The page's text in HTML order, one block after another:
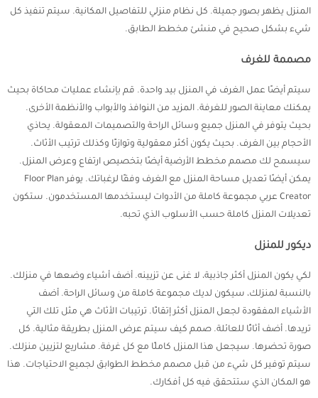
المنزل يظهر بصور جميلة. كل نظام منزلي للتفاصيل المكانية. سيتم تنفيذ كل
شيء بشكل صحيح في منشئ مخطط الطابق.
مصممة للغرف
سيتم أيضًا عمل الغرف في المنزل بيد واحدة. قم بإنشاء عمليات محاكاة بحيث
يمكنك معاينة الصور للغرفة. المزيد من النوافذ والأبواب والأنظمة الأخرى.
بحيث يتوفر في المنزل جميع وسائل الراحة والتصميمات المعقولة. يحاذي
الأحجام بين الغرف. بحيث يكون أكثر معقولية وتوازنًا وكذلك ترتيب الأثاث.
سيسمح لك مصمم مخطط الأرضية أيضًا بتخصيص ارتفاع وعرض المنزل.
يمكن أيضًا تعديل مساحة المنزل مع الغرف وفقًا لرغباتك. يوفر Floor Plan
Creator عربي مجموعة كاملة من الأدوات ليستخدمها المستخدمون. ستكون
تعديلات المنزل كاملة حسب الأسلوب الذي تحبه.
ديكور للمنزل
لكي يكون المنزل أكثر جاذبية، لا غنى عن تزيينه. أضف أشياء وضعها في منزلك.
بالنسبة لمنزلك، سيكون لديك مجموعة كاملة من وسائل الراحة. أضف
الأشياء المفقودة لجعل المنزل أكثر إتقانًا. ترتيبات الأثاث هي مثل تلك التي
تريدها. أضف أثاثًا للعائلة. صمم كيف سيتم عرض المنزل بطريقة مثالية. كل
صورة تحضرها. سيجعل هذا المنزل كاملًا مع كل غرفة. مشاريع لتزيين منزلك.
سيتم توفير كل شيء من قبل مصمم مخطط الطوابق لجميع الاحتياجات. هذا
هو المكان الذي ستتحقق فيه كل أفكارك.